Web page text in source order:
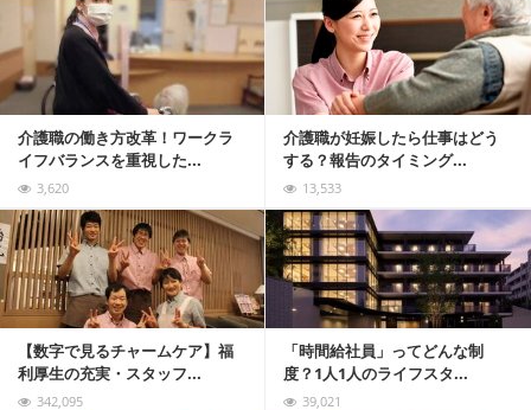
介護職の働き方改革！ワークラ
イフバランスを重視した...
3,620
介護職が妊娠したら仕事はどう
する？報告のタイミング...
13,533
記事を読む
【数字で見るチャームケア】福
利厚生の充実・スタッフ...
342,095
「時間給社員」ってどんな制
度？1人1人のライフスタ...
39,021
記事を読む